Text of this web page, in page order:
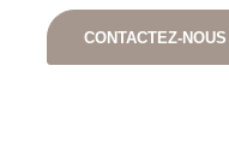
en cas que
projet de
avec lui suite à
CONTACTEZ-NOUS